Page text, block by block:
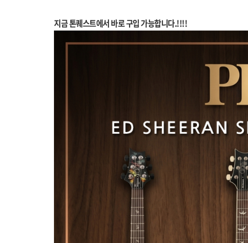
지금 톤퀘스트에서 바로 구입 가능합니다.!!!!